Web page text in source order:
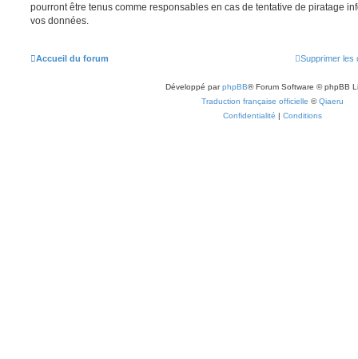
pourront être tenus comme responsables en cas de tentative de piratage
vos données.
Accueil du forum Supprimer les
Développé parphpBB® Forum Software © phpBB
Traduction française officielle ©Qiaeru
Confidentialité | Conditions